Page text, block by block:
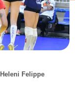
Heleni Felippe